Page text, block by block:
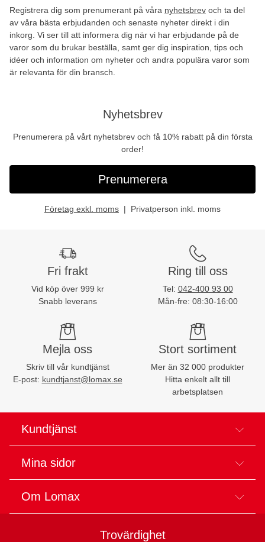
Registrera dig som prenumerant på våra nyhetsbrev och ta del
av våra bästa erbjudanden och senaste nyheter direkt i din
inkorg. Vi ser till att informera dig när vi har erbjudande på de
varor som du brukar beställa, samt ger dig inspiration, tips och
idéer och information om nyheter och andra populära varor som
är relevanta för din bransch.
Nyhetsbrev
Prenumerera på vårt nyhetsbrev och få 10% rabatt på din första
order!
Prenumerera
Företag exkl. moms Privatperson inkl. moms
Fri frakt
Vid köp över 999 kr
Snabb leverans
Ring till oss
Tel: 042-400 93 00
Mån-fre: 08:30-16:00
Mejla oss
Skriv till vår kundtjänst
E-post: kundtjanst@lomax.se
Stort sortiment
Mer än 32 000 produkter
Hitta enkelt allt till
arbetsplatsen
Kundtjänst
Mina sidor
Om Lomax
Trovärdighet